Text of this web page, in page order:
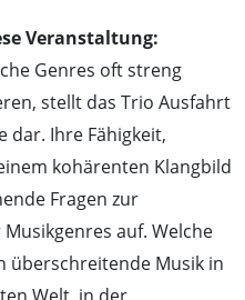
Veranstaltung:
Genres oft streng
stellt das Trio Ausfahrt
dar. Ihre Fähigkeit,
kohärenten Klangbild
Fragen zur
auf. Welche
überschreitende Musik in